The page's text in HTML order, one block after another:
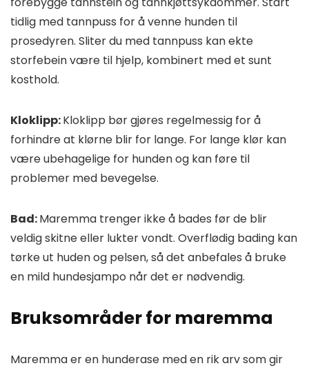
tidlig med tannpuss for å venne hunden til
prosedyren. Sliter du med tannpuss kan ekte
storfebein være til hjelp, kombinert med et sunt
kosthold.
Kloklipp:Kloklipp bør gjøres regelmessig for å
forhindre at klørne blir for lange. For lange klør kan
være ubehagelige for hunden og kan føre til
problemer med bevegelse.
Bad:Maremma trenger ikke å bades før de blir
veldig skitne eller lukter vondt. Overflødig bading kan
tørke ut huden og pelsen, så det anbefales å bruke
en mild hundesjampo når det er nødvendig.
Bruksområder for maremma
Maremma er en hunderase med en rik arv som gir